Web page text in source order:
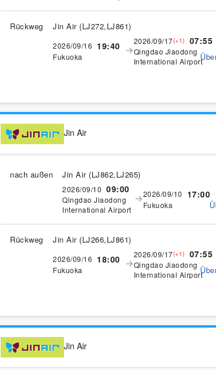
Rückweg Jin Air (LJ272,LJ861)
2026/09/16 19:40
Fukuoka
2026/09/17(+1) 07:55
Qingdao Jiaodong
International Airport
Jin Air
nach außen Jin Air (LJ862,LJ265)
2026/09/10 09:00
Qingdao Jiaodong
International Airport
2026/09/10 17:00
Fukuoka
Rückweg Jin Air (LJ266,LJ861)
2026/09/16 18:00
Fukuoka
2026/09/17(+1) 07:55
Qingdao Jiaodong
International Airport
Jin Air